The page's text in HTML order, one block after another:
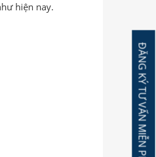
hiện nay.
ĐĂNG KÝ TƯ VẤN MIỄN PHÍ